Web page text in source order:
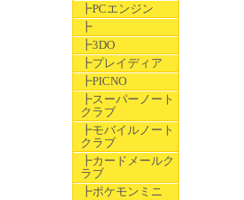
┣PCエンジン
┣
┣3DO
┣プレイディア
┣PICNO
┣スーパーノート
クラブ
┣モバイルノート
クラブ
┣カードメールク
ラブ
┣ポケモンミニ